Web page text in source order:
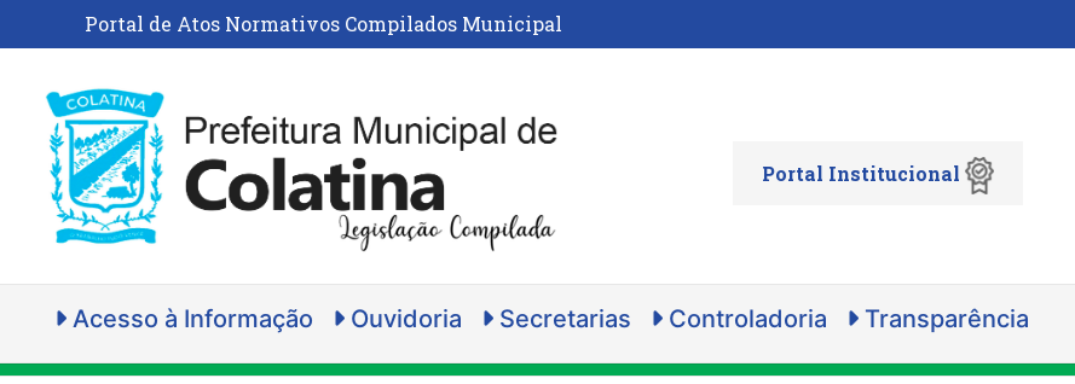
Portal de Atos Normativos Compilados Municipal
Portal Institucional
Acesso à Informação Ouvidoria Secretarias Controladoria Transparência